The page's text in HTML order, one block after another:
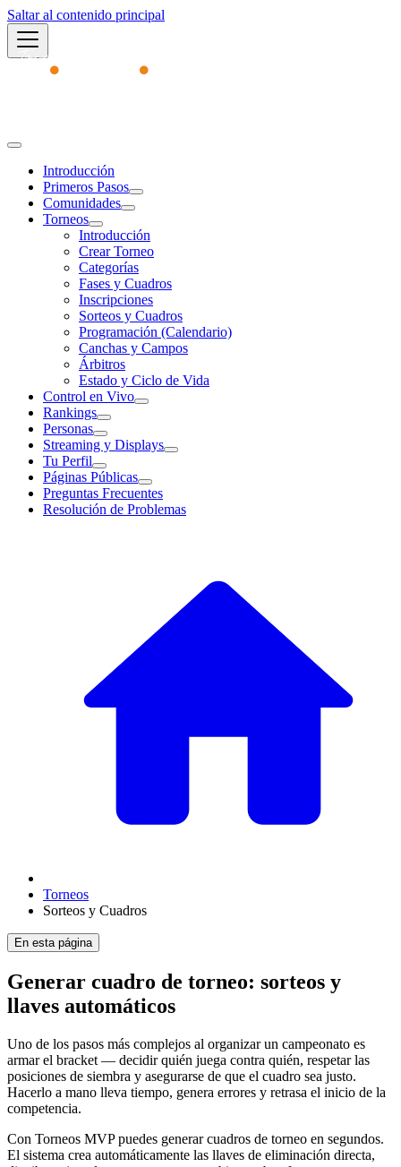
Saltar al contenido principal
Introducción
Primeros Pasos
Comunidades
Torneos
Introducción
Crear Torneo
Categorías
Fases y Cuadros
Inscripciones
Sorteos y Cuadros
Programación (Calendario)
Canchas y Campos
Árbitros
Estado y Ciclo de Vida
Control en Vivo
Rankings
Personas
Streaming y Displays
Tu Perfil
Páginas Públicas
Preguntas Frecuentes
Resolución de Problemas
Torneos
Sorteos y Cuadros
En esta página
Generar cuadro de torneo: sorteos y
llaves automáticos
Uno de los pasos más complejos al organizar un campeonato es
armar el bracket — decidir quién juega contra quién, respetar las
posiciones de siembra y asegurarse de que el cuadro sea justo.
Hacerlo a mano lleva tiempo, genera errores y retrasa el inicio de la
competencia.
Con Torneos MVP puedes generar cuadros de torneo en segundos.
El sistema crea automáticamente las llaves de eliminación directa,